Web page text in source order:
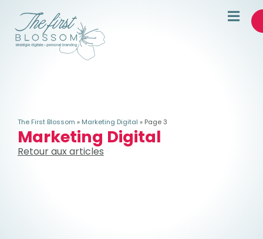
The First Blossom » Marketing Digital » Page 3
Marketing Digital
Retour aux articles